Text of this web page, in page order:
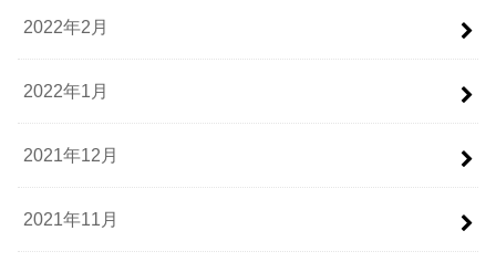
2022年2月
2022年1月
2021年12月
2021年11月